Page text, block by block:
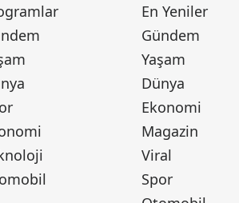
En Yeniler
Gündem
Yaşam
Dünya
Ekonomi
Magazin
Viral
Spor